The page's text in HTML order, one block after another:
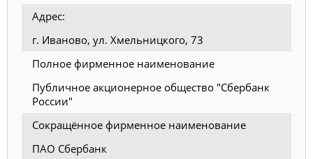
Адрес:
г. Иваново, ул. Хмельницкого, 73
Полное фирменное наименование
Публичное акционерное общество "Сбербанк
России"
Сокращённое фирменное наименование
ПАО Сбербанк